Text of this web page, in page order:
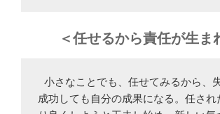
＜任せるから責任が生ま
成功しても自分の成果になる。任され